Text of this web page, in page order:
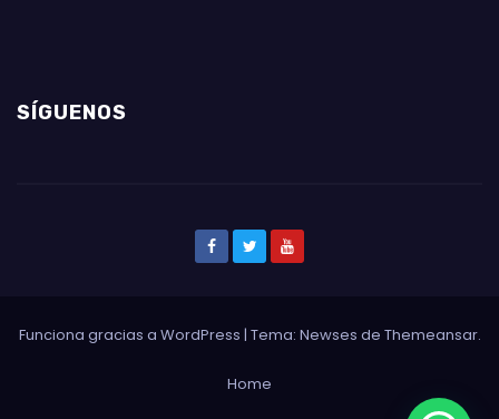
SÍGUENOS
Funciona gracias a WordPress | Tema: Newses de Themeansar.
Home